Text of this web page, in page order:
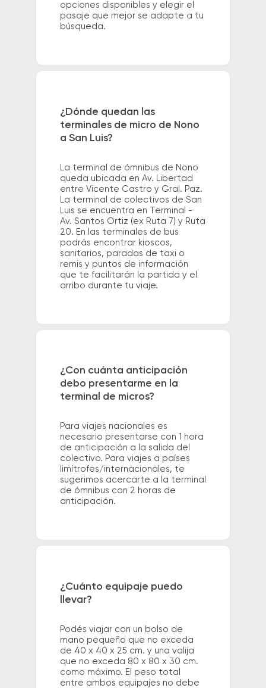
opciones disponibles y elegir el
pasaje que mejor se adapte a tu
búsqueda.
¿Dónde quedan las
terminales de micro de Nono
a San Luis?
La terminal de ómnibus de Nono
queda ubicada en Av. Libertad
entre Vicente Castro y Gral. Paz.
La terminal de colectivos de San
Luis se encuentra en Terminal -
Av. Santos Ortiz (ex Ruta 7) y Ruta
20. En las terminales de bus
podrás encontrar kioscos,
sanitarios, paradas de taxi o
remis y puntos de información
que te facilitarán la partida y el
arribo durante tu viaje.
¿Con cuánta anticipación
debo presentarme en la
terminal de micros?
Para viajes nacionales es
necesario presentarse con 1 hora
de anticipación a la salida del
colectivo. Para viajes a países
limítrofes/internacionales, te
sugerimos acercarte a la terminal
de ómnibus con 2 horas de
anticipación.
¿Cuánto equipaje puedo
llevar?
Podés viajar con un bolso de
mano pequeño que no exceda
de 40 x 40 x 25 cm. y una valija
que no exceda 80 x 80 x 30 cm.
como máximo. El peso total
entre ambos equipajes no debe